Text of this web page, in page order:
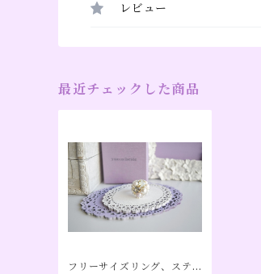
レビュー
最近チェックした商品
フリーサイズリング、ステ